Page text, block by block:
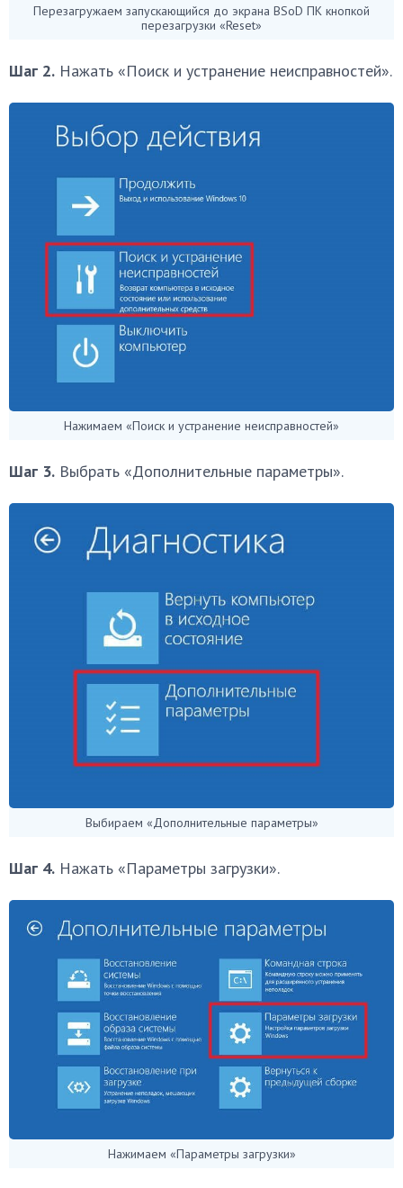
Перезагружаем запускающийся до экрана BSoD ПК кнопкой
перезагрузки «Reset»
Шаг 2. Нажать «Поиск и устранение неисправностей».
Нажимаем «Поиск и устранение неисправностей»
Шаг 3. Выбрать «Дополнительные параметры».
Выбираем «Дополнительные параметры»
Шаг 4. Нажать «Параметры загрузки».
Нажимаем «Параметры загрузки»